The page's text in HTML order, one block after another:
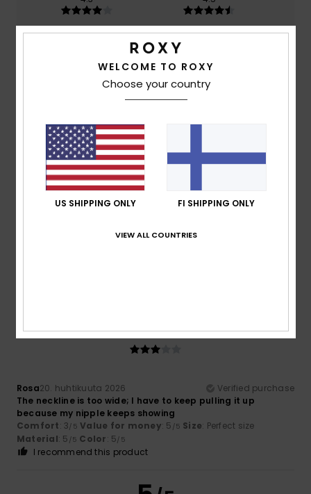
Too large
Color
4
3/5
Rosa20. huhtikuuta 2026
Verified purchase
The neckline is too wide; I have to keep pulling it up
because my nipple keeps showing
Comfort: 3/5 Value for money: 5 /5 Size: Perfect size
Material: 5 /5 Color: 5/5
I recommend this product
WELCOME TO ROXY
Choose your country
US SHIPPING ONLY FI SHIPPING ONLY
VIEW ALL COUNTRIES